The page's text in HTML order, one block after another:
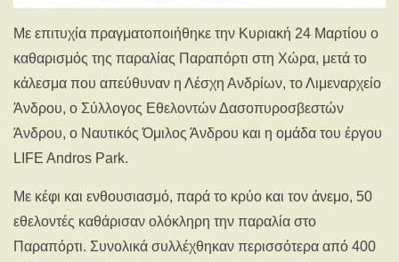
Με επιτυχία πραγματοποιήθηκε την Κυριακή 24 Μαρτίου ο
καθαρισμός της παραλίας Παραπόρτι στη Χώρα, μετά το
κάλεσμα που απεύθυναν η Λέσχη Ανδρίων, το Λιμεναρχείο
Άνδρου, ο Σύλλογος Εθελοντών Δασοπυροσβεστών
Άνδρου, ο Ναυτικός Όμιλος Άνδρου και η ομάδα του έργου
LIFE Andros Park.
Με κέφι και ενθουσιασμό, παρά το κρύο και τον άνεμο, 50
εθελοντές καθάρισαν ολόκληρη την παραλία στο
Παραπόρτι. Συνολικά συλλέχθηκαν περισσότερα από 400